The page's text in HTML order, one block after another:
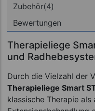
Zubehör(4)
Bewertungen
Therapieliege
und
Durch die Vielzahl der
Therapieliege Smart
klassische Therapie als